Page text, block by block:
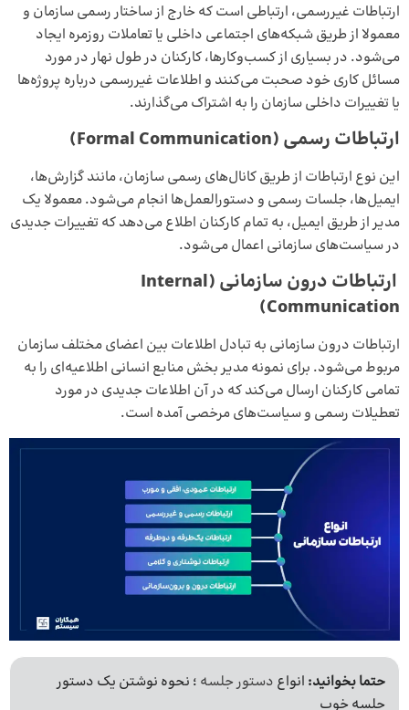
ارتباطات غیررسمی، ارتباطی است که خارج از ساختار رسمی سازمان و
معمولا از طریق شبکه‌های اجتماعی داخلی یا تعاملات روزمره ایجاد
می‌شود. در بسیاری از کسب‌وکارها، کارکنان در طول نهار در مورد
مسائل کاری خود صحبت می‌کنند و اطلاعات غیررسمی درباره پروژه‌ها
یا تغییرات داخلی سازمان را به اشتراک می‌گذارند.
ارتباطات رسمی (Formal Communication)
این نوع ارتباطات از طریق کانال‌های رسمی سازمان، مانند گزارش‌ها،
ایمیل‌ها، جلسات رسمی و دستورالعمل‌ها انجام می‌شود. معمولا یک
مدیر از طریق ایمیل، به تمام کارکنان اطلاع می‌دهد که تغییرات جدیدی
در سیاست‌های سازمانی اعمال می‌شود.
ارتباطات درون ‌سازمانی (Internal
Communication)
ارتباطات درون سازمانی به تبادل اطلاعات بین اعضای مختلف سازمان
مربوط می‌شود. برای نمونه مدیر بخش منابع انسانی اطلاعیه‌ای را به
تمامی کارکنان ارسال می‌کند که در آن اطلاعات جدیدی در مورد
تعطیلات رسمی و سیاست‌های مرخصی آمده است.
حتما بخوانید: انواع دستور جلسه ؛ نحوه نوشتن یک دستور
جلسه خوب